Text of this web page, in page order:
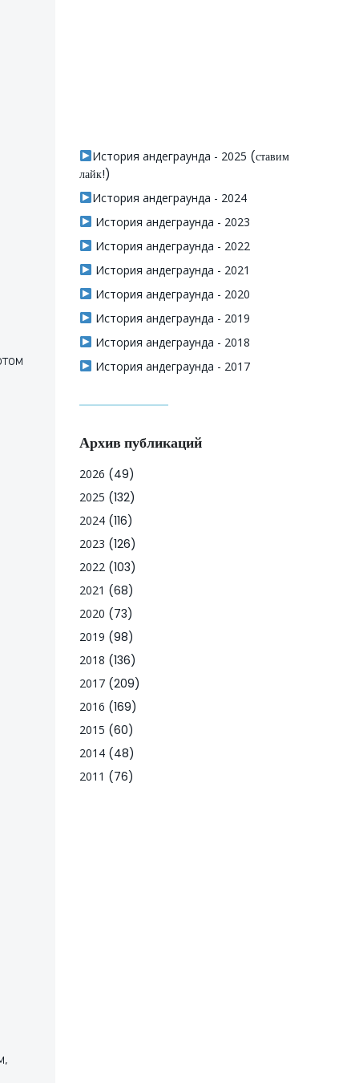
История андеграунда - 2025 (ставим
лайк!)
История андеграунда - 2024
История андеграунда - 2023
История андеграунда - 2022
История андеграунда - 2021
История андеграунда - 2020
История андеграунда - 2019
История андеграунда - 2018
История андеграунда - 2017
Архив публикаций
2026 (49)
2025 (132)
2024 (116)
2023 (126)
2022 (103)
2021 (68)
2020 (73)
2019 (98)
2018 (136)
2017 (209)
2016 (169)
2015 (60)
2014 (48)
2011 (76)